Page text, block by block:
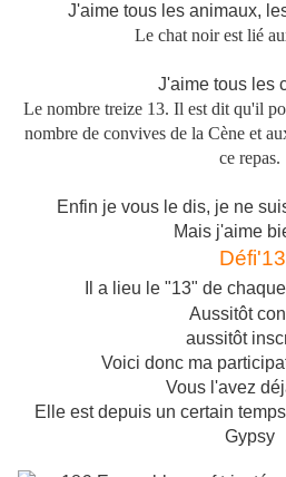
J'aime tous les animaux,
Le chat noir est lié
J'aime tous les
Le nombre treize 13. Il est dit qu'il
nombre de convives de la Cène et
ce repas.
Enfin je vous le dis, je ne
Mais j'aime
Défi'13
Il a lieu le "13" de
Aussitôt
aussitôt
Voici donc ma
Vous l'avez
Elle est depuis un certain
Gypsy